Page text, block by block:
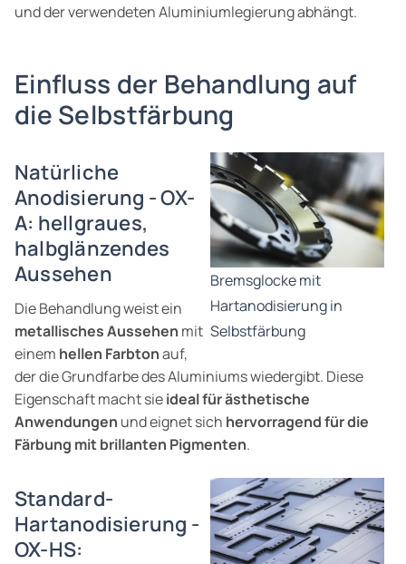
und der verwendeten Aluminiumlegierung abhängt.
Einfluss der Behandlung auf
die Selbstfärbung
Bremsglocke mit
Hartanodisierung in
Selbstfärbung
Natürliche
Anodisierung - OX-
A: hellgraues,
halbglänzendes
Aussehen
Die Behandlung weist ein
metallisches Aussehen mit
einem hellen Farbtonauf,
der die Grundfarbe des Aluminiums wiedergibt. Diese
Eigenschaft macht sieideal für ästhetische
Anwendungen und eignet sich hervorragend für die
Färbung mit brillanten Pigmenten.
Standard-
Hartanodisierung -
OX-HS: